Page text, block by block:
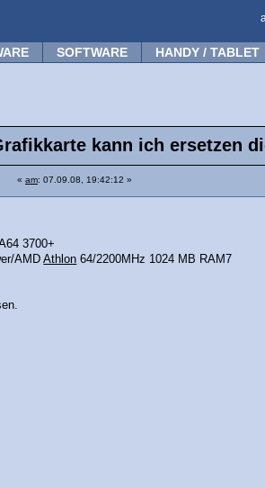
SOFTWARE HANDY / TABLET
kann ich ersetzen
« am: 07.09.08, 19:42:12 »
3700+
AMDAthlon 64/2200MHz 1024 MB RAM7